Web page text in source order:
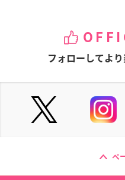
フォローしてよ
ペ